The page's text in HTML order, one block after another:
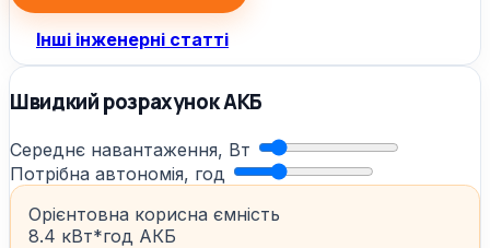
Інші інженерні статті
Швидкий розрахунок АКБ
Середнє навантаження, Вт
Потрібна автономія, год
Орієнтовна корисна ємність
8.4 кВт*год АКБ